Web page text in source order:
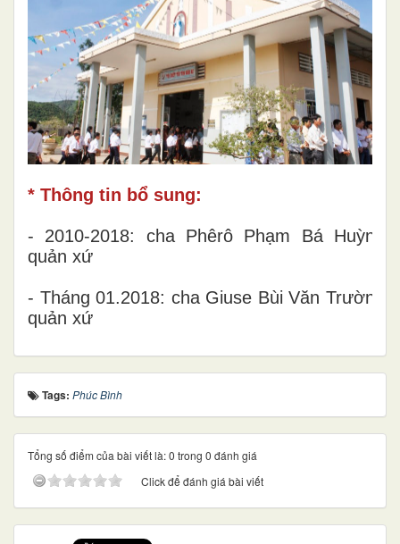
* Thông tin bổ sung:
- 2010-2018: cha Phêrô Phạm Bá Huỳnh
quản xứ
- Tháng 01.2018: cha Giuse Bùi Văn Trường
quản xứ
Tags: Phúc Bình
Tổng số điểm của bài viết là: 0 trong 0 đánh giá
Click để đánh giá bài viết